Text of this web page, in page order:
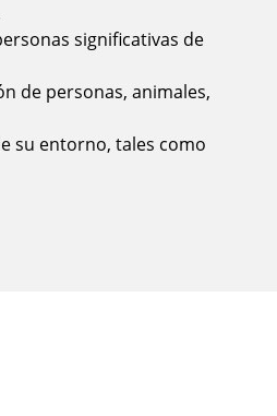
significativas de
de personas, animales,
su entorno, tales como